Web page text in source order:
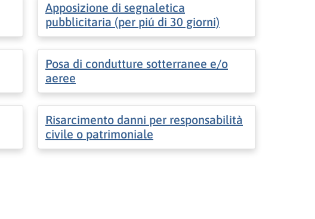
Apposizione di segnaletica
pubblicitaria (per piú di 30 giorni)
Posa di condutture sotterranee e/o
aeree
Risarcimento danni per responsabilità
civile o patrimoniale